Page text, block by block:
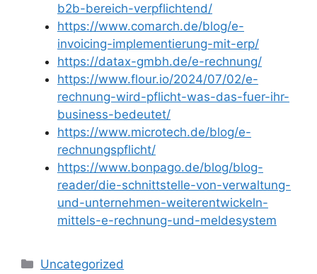
b2b-bereich-verpflichtend/
https://www.comarch.de/blog/e-
invoicing-implementierung-mit-erp/
https://datax-gmbh.de/e-rechnung/
https://www.flour.io/2024/07/02/e-
rechnung-wird-pflicht-was-das-fuer-ihr-
business-bedeutet/
https://www.microtech.de/blog/e-
rechnungspflicht/
https://www.bonpago.de/blog/blog-
reader/die-schnittstelle-von-verwaltung-
und-unternehmen-weiterentwickeln-
mittels-e-rechnung-und-meldesystem
Kategorien
Uncategorized